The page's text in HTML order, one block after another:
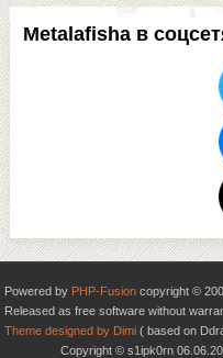
Metalafisha в
Powered by PHP-Fusion copyright ©
Released as free software without
Theme designed by Dimi ( based on
Copyright © s1ipk0rn